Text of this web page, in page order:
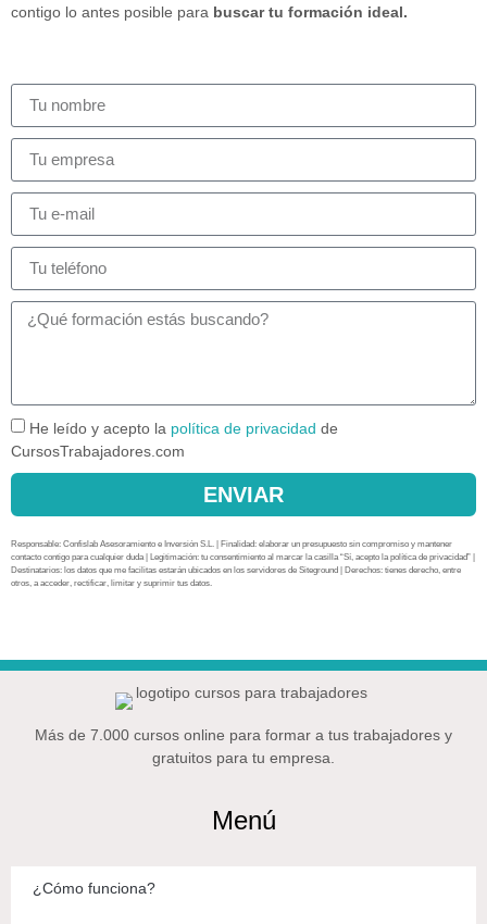
contigo lo antes posible para buscar tu formación ideal.
He leído y acepto la política de privacidad de
CursosTrabajadores.com
ENVIAR
Responsable: Confislab Asesoramiento e Inversión S.L. | Finalidad: elaborar un presupuesto sin compromiso y mantener
contacto contigo para cualquier duda | Legitimación: tu consentimiento al marcar la casilla “Sí, acepto la política de privacidad” |
Destinatarios: los datos que me facilitas estarán ubicados en los servidores de Siteground | Derechos: tienes derecho, entre
otros, a acceder, rectificar, limitar y suprimir tus datos.
Más de 7.000 cursos online para formar a tus trabajadores y
gratuitos para tu empresa.
Menú
¿Cómo funciona?